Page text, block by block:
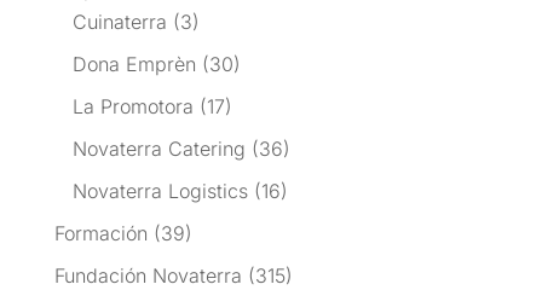
Cuinaterra (3)
Dona Emprèn (30)
La Promotora (17)
Novaterra Catering (36)
Novaterra Logistics(16)
Formación (39)
Fundación Novaterra (315)